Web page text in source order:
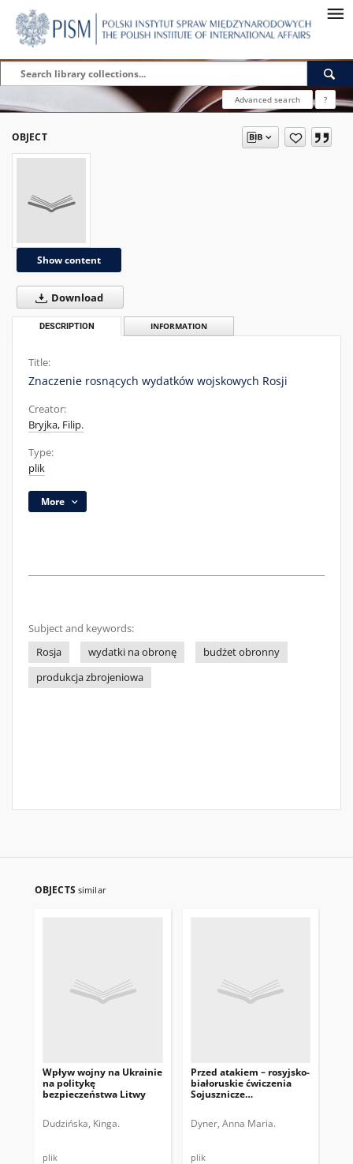
Advanced search ?
OBJECT
Show content
Download
DESCRIPTION INFORMATION
Title:
Znaczenie rosnących wydatków wojskowych Rosji
Creator:
Bryjka, Filip.
Type:
plik
More
Subject and keywords:
Rosja
wydatki na obronę
budżet obronny
produkcja zbrojeniowa
OBJECTS similar
Wpływ wojny na Ukrainie
na politykę
bezpieczeństwa Litwy
Dudzińska, Kinga.
plik
Przed atakiem – rosyjsko-
białoruskie ćwiczenia
Sojusznicze
Dyner, Anna Maria.
plik